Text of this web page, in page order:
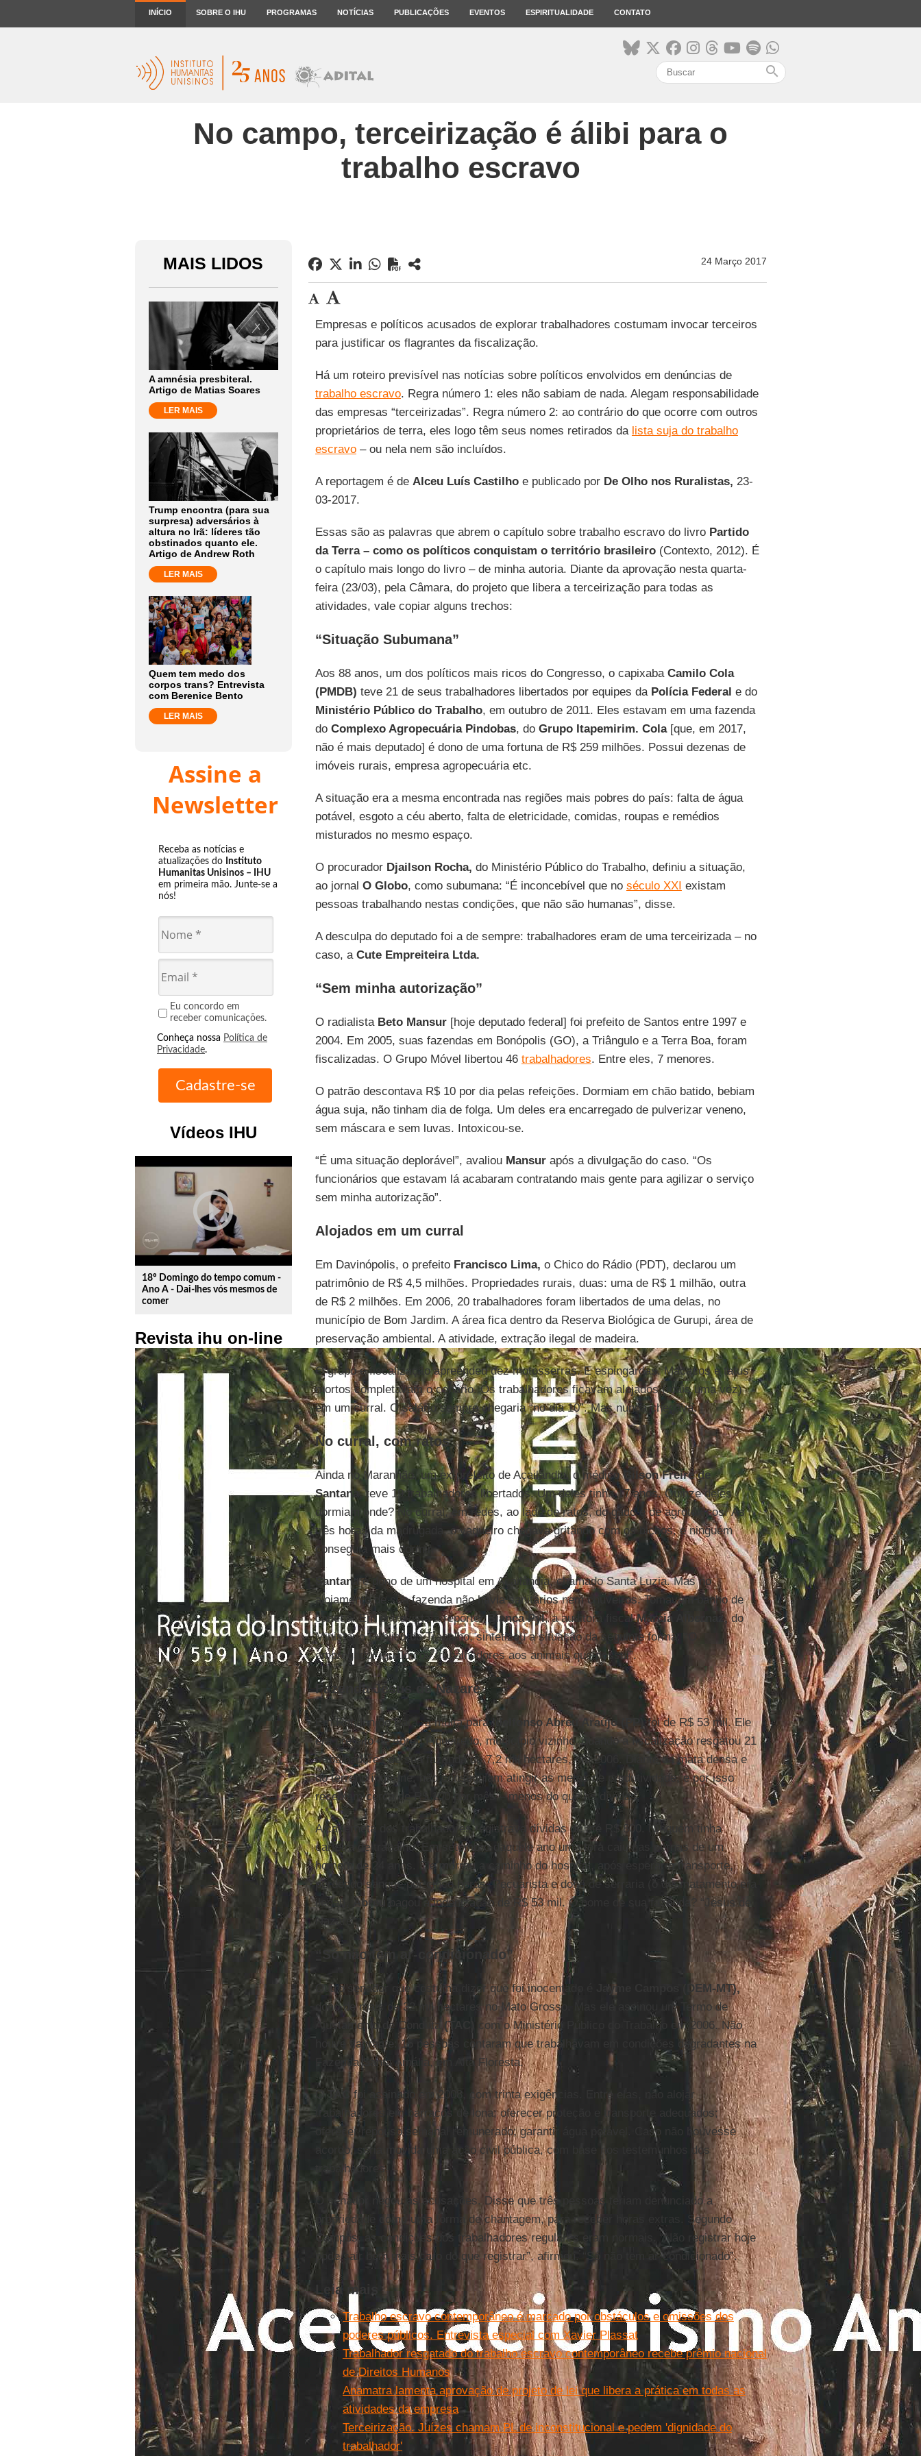
INÍCIO SOBRE O IHU PROGRAMAS NOTÍCIAS PUBLICAÇÕES EVENTOS ESPIRITUALIDADE CONTATO
search
No campo, terceirização é álibi para o
trabalho escravo
MAIS LIDOS
A amnésia presbiteral.
Artigo de Matias Soares
LER MAIS
Trump encontra (para sua
surpresa) adversários à
altura no Irã: líderes tão
obstinados quanto ele.
Artigo de Andrew Roth
LER MAIS
Quem tem medo dos
corpos trans? Entrevista
com Berenice Bento
LER MAIS
Assine a
Newsletter
Receba as notícias e
atualizações do Instituto
Humanitas Unisinos – IHU
em primeira mão. Junte-se a
nós!
Eu concordo em
receber comunicações.
Conheça nossa Política de
Privacidade.
Vídeos IHU
play_circle_outline
18º Domingo do tempo comum -
Ano A - Dai-lhes vós mesmos de
comer
Revista ihu on-line
24 Março 2017
Empresas e políticos acusados de explorar trabalhadores costumam invocar terceiros
para justificar os flagrantes da fiscalização.
Há um roteiro previsível nas notícias sobre políticos envolvidos em denúncias de
trabalho escravo. Regra número 1: eles não sabiam de nada. Alegam responsabilidade
das empresas “terceirizadas”. Regra número 2: ao contrário do que ocorre com outros
proprietários de terra, eles logo têm seus nomes retirados da lista suja do trabalho
escravo– ou nela nem são incluídos.
A reportagem é deAlceu Luís Castilhoe publicado porDe Olho nos Ruralistas, 23-
03-2017.
Essas são as palavras que abrem o capítulo sobre trabalho escravo do livro Partido
da Terra – como os políticos conquistam o território brasileiro(Contexto, 2012). É
o capítulo mais longo do livro – de minha autoria. Diante da aprovação nesta quarta-
feira (23/03), pela Câmara, do projeto que libera a terceirização para todas as
atividades, vale copiar alguns trechos:
“Situação Subumana”
Aos 88 anos, um dos políticos mais ricos do Congresso, o capixaba Camilo Cola
(PMDB) teve 21 de seus trabalhadores libertados por equipes da Polícia Federal e do
Ministério Público do Trabalho, em outubro de 2011. Eles estavam em uma fazenda
do Complexo Agropecuária Pindobas, do Grupo Itapemirim. Cola[que, em 2017,
não é mais deputado] é dono de uma fortuna de R$ 259 milhões. Possui dezenas de
imóveis rurais, empresa agropecuária etc.
A situação era a mesma encontrada nas regiões mais pobres do país: falta de água
potável, esgoto a céu aberto, falta de eletricidade, comidas, roupas e remédios
misturados no mesmo espaço.
O procurador Djailson Rocha, do Ministério Público do Trabalho, definiu a situação,
ao jornal O Globo, como subumana: “É inconcebível que no século XXI existam
pessoas trabalhando nestas condições, que não são humanas”, disse.
A desculpa do deputado foi a de sempre: trabalhadores eram de uma terceirizada – no
caso, a Cute Empreiteira Ltda.
“Sem minha autorização”
O radialista Beto Mansur[hoje deputado federal] foi prefeito de Santos entre 1997 e
2004. Em 2005, suas fazendas em Bonópolis (GO), a Triângulo e a Terra Boa, foram
fiscalizadas. O Grupo Móvel libertou 46 trabalhadores. Entre eles, 7 menores.
O patrão descontava R$ 10 por dia pelas refeições. Dormiam em chão batido, bebiam
água suja, não tinham dia de folga. Um deles era encarregado de pulverizar veneno,
sem máscara e sem luvas. Intoxicou-se.
“É uma situação deplorável”, avaliou Mansurapós a divulgação do caso. “Os
funcionários que estavam lá acabaram contratando mais gente para agilizar o serviço
sem minha autorização”.
Alojados em um curral
Em Davinópolis, o prefeito Francisco Lima, o Chico do Rádio (PDT), declarou um
patrimônio de R$ 4,5 milhões. Propriedades rurais, duas: uma de R$ 1 milhão, outra
de R$ 2 milhões. Em 2006, 20 trabalhadores foram libertados de uma delas, no
município de Bom Jardim. A área fica dentro da Reserva Biológica de Gurupi, área de
preservação ambiental. A atividade, extração ilegal de madeira.
O grupo e fiscalização apreendeu dez motosserras. E espingardas. Macacos e tatus
mortos completavam o cenário. Os trabalhadores ficavam alojados (mais uma vez)
em um curral. O salário sempre chegaria “no dia 10”. Mas nunca chegava.
No curral, com ratos
Ainda no Maranhão, um ex-prefeito de Açailândia, o médicoGilson Freire de
Santana,teve 19 trabalhadores libertados. Um deles tinha 17 anos. Quinze deles
dormiam onde? No curral, em redes, ao lado de ratos, do gado e de agrotóxicos. Às
três horas da madrugada, o vaqueiro chegava gritando com os bichos, e ninguém
conseguia mais dormir.
Santana é dono de um hospital em Açailândia, chamado Santa Luzia. Mas no
alojamento de sua fazenda não havia sanitários nem chuveiros. Tomavam banho de
caneca. Em entrevista à repórterBianca Pyl, a auditora fiscalMárcia Albernaz,do
Ministério Público do Trabalho, sintetizou a situação da seguinte forma: “O
empregador igualou os trabalhadores aos animais que possui”.
Fazenda Jesus de Nazaré
Em Rondon do Pará, a multa paraIdelfonso Abreu Araújo (PP) foi de R$ 53 mil. Ele
era prefeito de Abreu Figueiredo, município vizinho, quando a fiscalização resgatou 21
trabalhadores de sua fazenda de 7,2 mil hectares, em 2006. Diante da mata densa e
do terreno íngreme, não conseguiam atingir as metas de produtividade, e por isso
recebiam cerca de R$ 100 por mês – menos do que as dívidas.
A caderneta dos trabalhadores registrava dívidas de até R$ 800. Ninguém tinha
carteira de trabalho. Em setembro daquele ano uma tora caiu nas pernas de um
homem de 24 anos. Ele morreu a caminho do hospital, após esperar o transporte,
perdendo sangue por cinco horas. Pecuarista e dono de serraria (o desmatamento era
ilegal),
Abreu
pagou a indenização de R$ 53 mil. O nome de sua fazenda? “Jesus de
Nazaré”.
“Só não tem ar-condicionado”
Outro senador que costuma dizer que foi inocentado é
Jayme Campos (DEM-MT),
dono de mais de 32 mil hectares no Mato Grosso. Mas ele assinou um Termo de
Ajustamento de Conduta (TAC)
com o Ministério Público do Trabalho em 2006. Não
houve flagrante: 15 pessoas contaram que trabalhavam em condições degradantes na
Fazenda Santa Amália, em Alta Floresta.
O TAC foi assinado em 2008, com trinta exigências. Entre elas, não alojar
trabalhadores em barracos de lona; oferecer proteção e transporte adequados;
oferecer repouso semanal remunerado; garantir água potável. Caso não houvesse
acordo, seria movida uma ação civil pública, com base nos testemunhos dos
trabalhadores.
O senador negou as acusações. Disse que três pessoas teriam denunciado a
propriedade como uma forma de chantagem, para receber horas extras. Segundo
Campos, as condições dos trabalhadores regulares eram normais. “Não registrar hoje
pode sair bem mais caro do que registrar”, afirmou. “Só não tem ar-condicionado”.
Leia mais
Trabalho escravo contemporâneo é marcado por obstáculos e omissões dos
poderes públicos. Entrevista especial com Xavier Plassat
Trabalhador resgatado do trabalho escravo contemporâneo recebe prêmio nacional
de Direitos Humanos
Anamatra lamenta aprovação de projeto de lei que libera a prática em todas as
atividades da empresa
Terceirização. Juízes chamam PL de inconstitucional e pedem 'dignidade do
trabalhador'